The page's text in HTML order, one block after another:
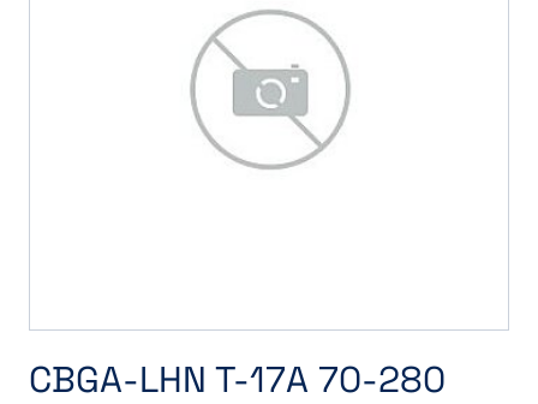
CBGA-LHN T-17A 70-280